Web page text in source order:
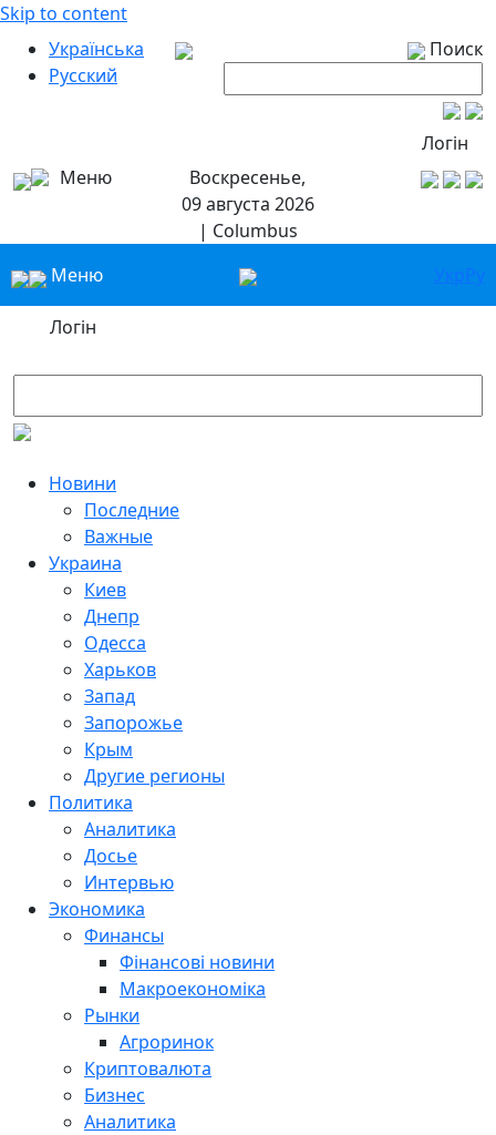
Skip to content
Українська
Русский
Поиск
Логін
Меню
Воскресенье,
09 августа 2026
| Columbus
Меню
УкрРу
Логін
Новини
Последние
Важные
Украина
Киев
Днепр
Одесса
Харьков
Запад
Запорожье
Крым
Другие регионы
Политика
Аналитика
Досье
Интервью
Экономика
Финансы
Фінансові новини
Макроекономіка
Рынки
Агроринок
Криптовалюта
Бизнес
Аналитика